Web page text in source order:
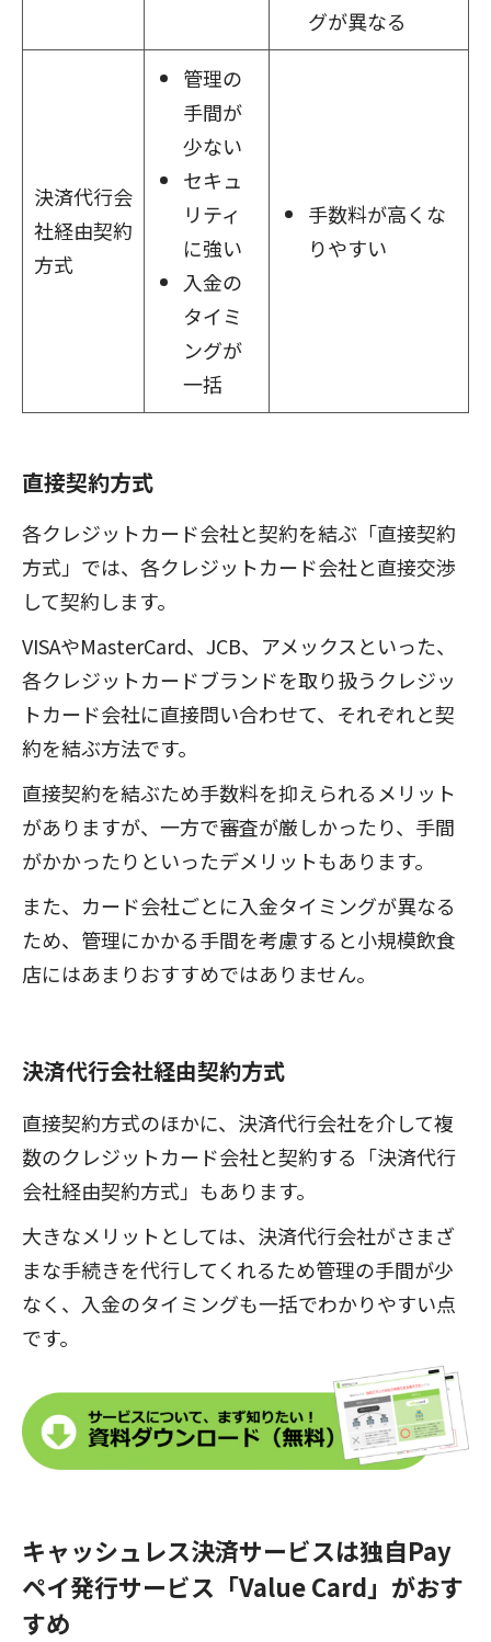
グが異なる
決済代行会
社経由契約
方式
管理の
手間が
少ない
セキュ
リティ
に強い
入金の
タイミ
ングが
一括
手数料が高くな
りやすい
直接契約方式
各クレジットカード会社と契約を結ぶ「直接契約
方式」では、各クレジットカード会社と直接交渉
して契約します。
VISAやMasterCard、JCB、アメックスといった、
各クレジットカードブランドを取り扱うクレジッ
トカード会社に直接問い合わせて、それぞれと契
約を結ぶ方法です。
直接契約を結ぶため手数料を抑えられるメリット
がありますが、一方で審査が厳しかったり、手間
がかかったりといったデメリットもあります。
また、カード会社ごとに入金タイミングが異なる
ため、管理にかかる手間を考慮すると小規模飲食
店にはあまりおすすめではありません。
決済代行会社経由契約方式
直接契約方式のほかに、決済代行会社を介して複
数のクレジットカード会社と契約する「決済代行
会社経由契約方式」もあります。
大きなメリットとしては、決済代行会社がさまざ
まな手続きを代行してくれるため管理の手間が少
なく、入金のタイミングも一括でわかりやすい点
です。
キャッシュレス決済サービスは独自Pay
ペイ発行サービス「Value Card」がおす
すめ